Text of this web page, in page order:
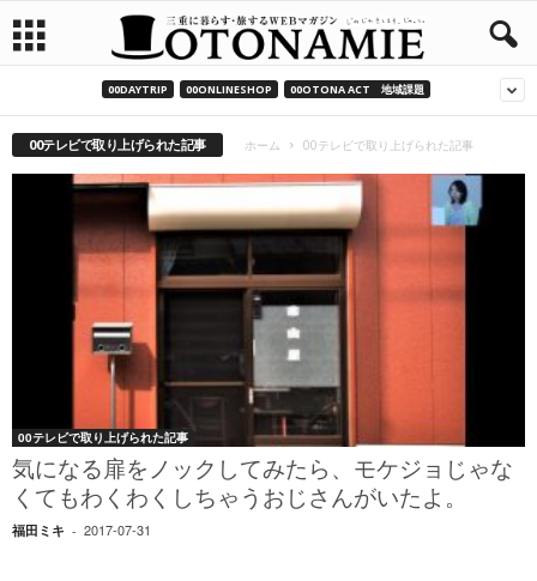
00DAYTRIP 00ONLINESHOP 00OTONA ACT 地域課題
00テレビで取り上げられた記事 ホーム 00テレビで取り上げられた記事
00テレビで取り上げられた記事
気になる扉をノックしてみたら、モケジョじゃな
くてもわくわくしちゃうおじさんがいたよ。
福田ミキ - 2017-07-31